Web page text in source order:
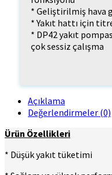
* Geliştirilmiş hava
* Yakıt hattı için
* DP42 yakıt
çok sessiz çalışma
Açıklama
Değerlendirmeler (0)
Ürün Özellikleri
* Düşük yakıt tüketimi